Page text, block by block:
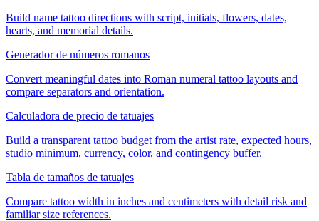
Build name tattoo directions with script, initials, flowers, dates,
hearts, and memorial details.
Generador de números romanos
Convert meaningful dates into Roman numeral tattoo layouts and
compare separators and orientation.
Calculadora de precio de tatuajes
Build a transparent tattoo budget from the artist rate, expected hours,
studio minimum, currency, color, and contingency buffer.
Tabla de tamaños de tatuajes
Compare tattoo width in inches and centimeters with detail risk and
familiar size references.